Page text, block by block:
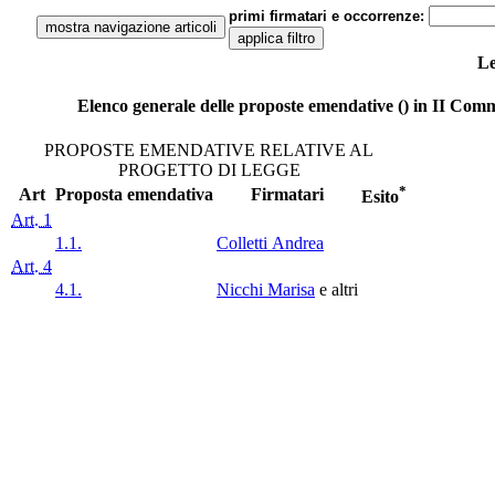
primi firmatari e occorrenze:
Elenco generale delle proposte emendative () in II
PROPOSTE EMENDATIVE RELATIVE AL
PROGETTO DI LEGGE
Art Proposta emendativa Firmatari Esito*
Art. 1
1.1.
Colletti Andrea
Art. 4
4.1.
Nicchi Marisa e altri